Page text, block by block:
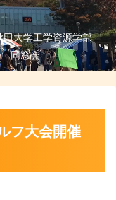
田大学工学資源学部
同窓会
フ大会開催